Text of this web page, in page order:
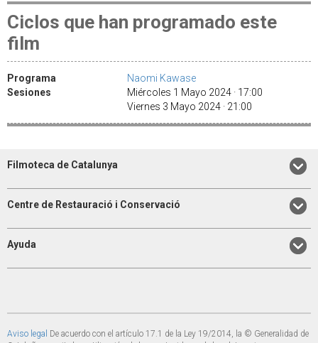
Ciclos que han programado este
film
Programa
Naomi Kawase
Sesiones
Miércoles 1 Mayo 2024 · 17:00
Viernes 3 Mayo 2024 · 21:00
Filmoteca de Catalunya
Centre de Restauració i Conservació
Ayuda
Aviso legal De acuerdo con el artículo 17.1 de la Ley 19/2014, la © Generalidad de